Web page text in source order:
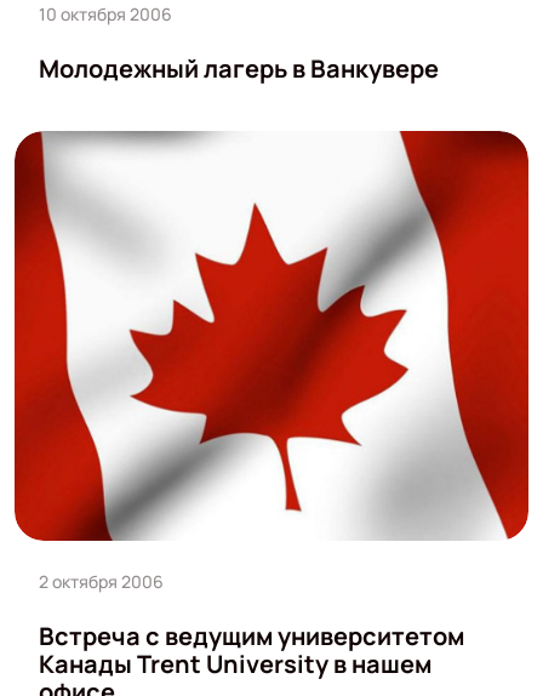
10 октября 2006
Молодежный лагерь в Ванкувере
2 октября 2006
Встреча с ведущим университетом
Канады Trent University в нашем